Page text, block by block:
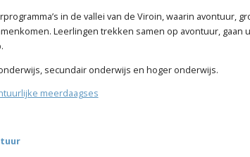
in de vallei van de Viroin, waarin avontuur,
Leerlingen trekken samen op avontuur, gaan
secundair onderwijs en hoger onderwijs.
meerdaagses